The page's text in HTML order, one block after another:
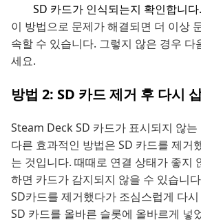
SD 카드가 인식되는지 확인합니다.
이 방법으로 문제가 해결되면 더 이상
속할 수 있습니다. 그렇지 않은 경우 다
세요.
방법 2: SD 카드 제거 후 다시
Steam Deck SD 카드가 표시되지 않
다른 효과적인 방법은 SD 카드를 제거
는 것입니다. 때때로 연결 상태가 좋지
하면 카드가 감지되지 않을 수 있습니
SD카드를 제거했다가 조심스럽게 다
SD 카드를 올바른 슬롯에 올바르게 넣